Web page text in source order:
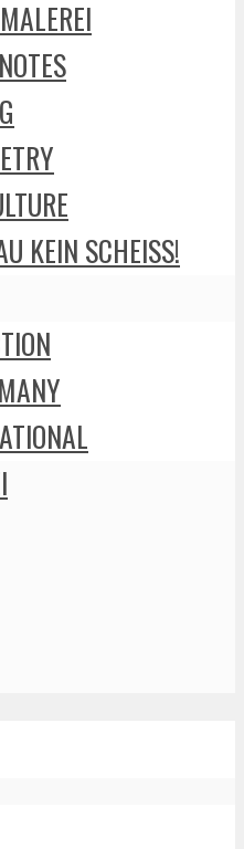
KEIN SCHEISS!